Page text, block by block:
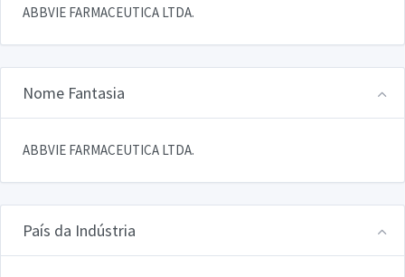
ABBVIE FARMACEUTICA LTDA.
Nome Fantasia
ABBVIE FARMACEUTICA LTDA.
País da Indústria